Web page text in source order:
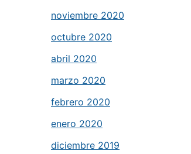
noviembre 2020
octubre 2020
abril 2020
marzo 2020
febrero 2020
enero 2020
diciembre 2019